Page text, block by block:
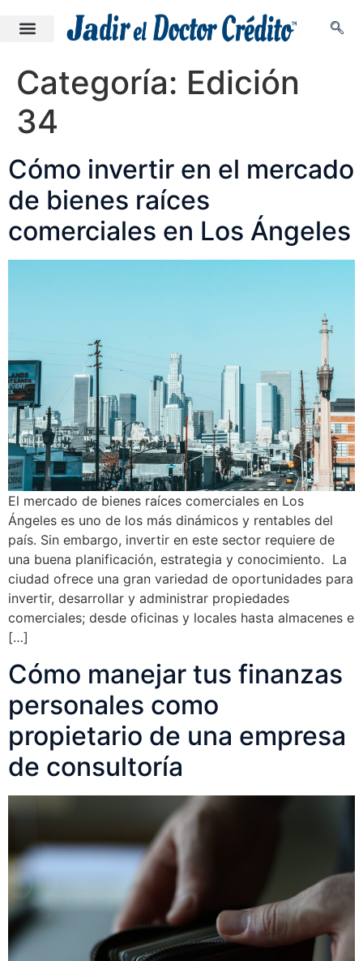
Categoría: Edición
34
Cómo invertir en el mercado
de bienes raíces
comerciales en Los Ángeles
El mercado de bienes raíces comerciales en Los
Ángeles es uno de los más dinámicos y rentables del
país. Sin embargo, invertir en este sector requiere de
una buena planificación, estrategia y conocimiento. La
ciudad ofrece una gran variedad de oportunidades para
invertir, desarrollar y administrar propiedades
comerciales; desde oficinas y locales hasta almacenes e
[…]
Cómo manejar tus finanzas
personales como
propietario de una empresa
de consultoría